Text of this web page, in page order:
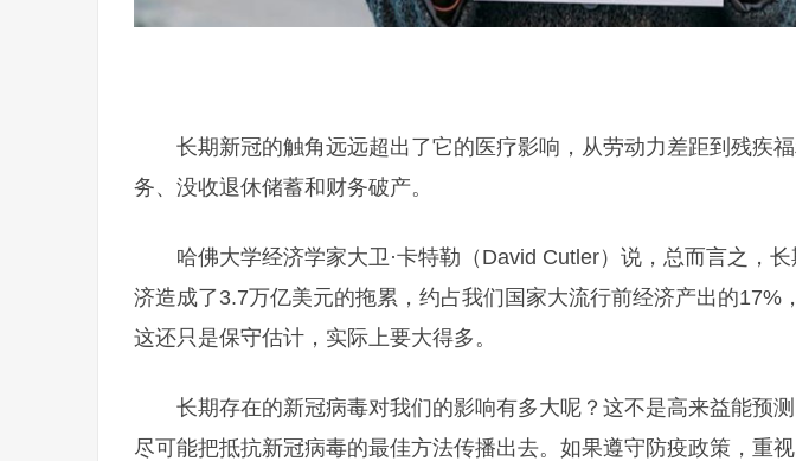
长期新冠的触角远远超出了它的医疗影响，从劳动力差距到残疾
务、没收退休储蓄和财务破产。
哈佛大学经济学家大卫·卡特勒（David Cutler）说，总而言之，
济造成了3.7万亿美元的拖累，约占我们国家大流行前经济产出的17%
这还只是保守估计，实际上要大得多。
长期存在的新冠病毒对我们的影响有多大呢？这不是高来益能预
尽可能把抵抗新冠病毒的最佳方法传播出去。如果遵守防疫政策，重